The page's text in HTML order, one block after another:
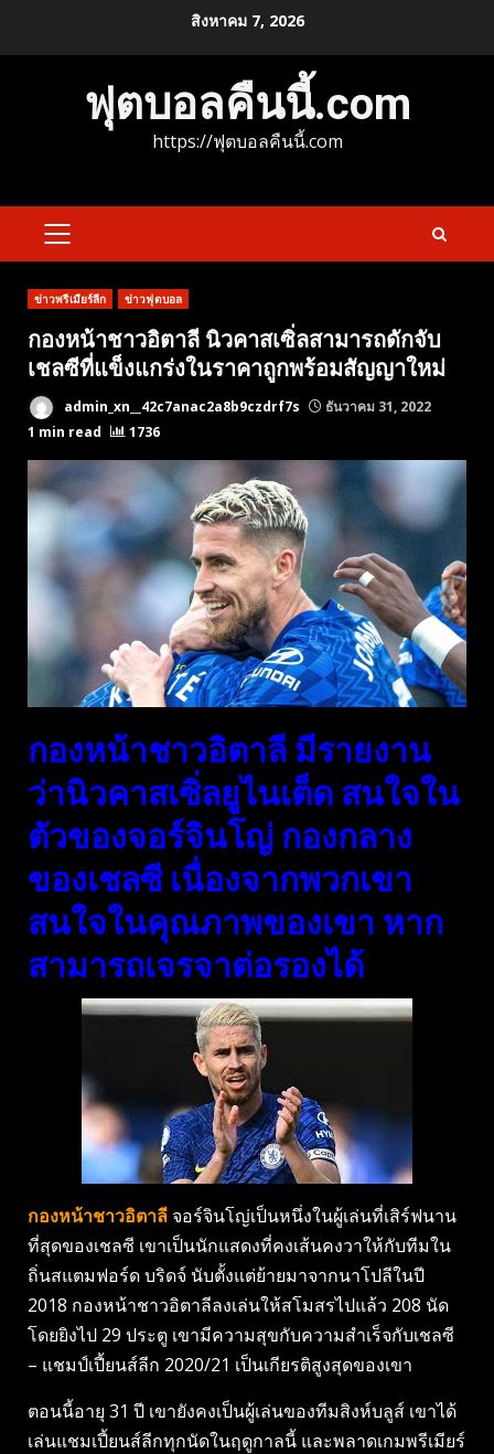
สิงหาคม 7, 2026
ฟุตบอลคืนนี้.com
https://ฟุตบอลคืนนี้.com
PRIMARY
ข่าวพรีเมียร์ลีก ข่าวฟุตบอล
กองหน้าชาวอิตาลี นิวคาสเซิ่ลสามารถดักจับ
เชลซีที่แข็งแกร่งในราคาถูกพร้อมสัญญาใหม่
admin_xn__42c7anac2a8b9czdrf7s
ธันวาคม 31, 2022
1 min read
1736
กองหน้าชาวอิตาลี มีรายงาน
ว่านิวคาสเซิ่ลยูไนเต็ด สนใจใน
ตัวของจอร์จินโญ่ กองกลาง
ของเชลซี เนื่องจากพวกเขา
สนใจในคุณภาพของเขา หาก
สามารถเจรจาต่อรองได้
กองหน้าชาวอิตาลี จอร์จินโญ่เป็นหนึ่งในผู้เล่นที่เสิร์ฟนาน
ที่สุดของเชลซี เขาเป็นนักแสดงที่คงเส้นคงวาให้กับทีมใน
ถิ่นสแตมฟอร์ด บริดจ์ นับตั้งแต่ย้ายมาจากนาโปลีในปี
2018 กองหน้าชาวอิตาลีลงเล่นให้สโมสรไปแล้ว 208 นัด
โดยยิงไป 29 ประตู เขามีความสุขกับความสำเร็จกับเชลซี
– แชมป์เปี้ยนส์ลีก 2020/21 เป็นเกียรติสูงสุดของเขา
ตอนนี้อายุ 31 ปี เขายังคงเป็นผู้เล่นของทีมสิงห์บลูส์ เขาได้
เล่นแชมเปี้ยนส์ลีกทุกนัดในฤดูกาลนี้ และพลาดเกมพรีเมียร์